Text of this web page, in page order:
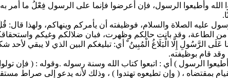
الله وأطيعوا الرسول، فإن أعرضوا فإنما على الرسول فِعْلُ ما أُمر
عليه الصلاة والسلام، فوظيفته أن يأمركم وينهاكم، ولهذا قال:
الطاعة، وقد بانت حالكم وظهرت، فبان ضلالكم وغيكم
الرَّسُولِ إِلَّا الْبَلَاغُ الْمُبِينُ ْ أي: تبليغكم البين الذي لا يبقي
قام بوظيفته.
الرسول ) أي : اتبعوا كتاب الله وسنة رسوله .وقوله : ( فإن
بمقتضاه ، ( وإن تطيعوه تهتدوا ) ، وذلك لأنه يدعو إلى صراط